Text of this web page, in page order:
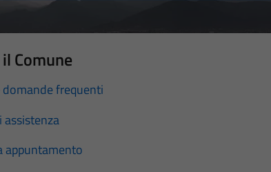
Comune
domande frequenti
assistenza
appuntamento